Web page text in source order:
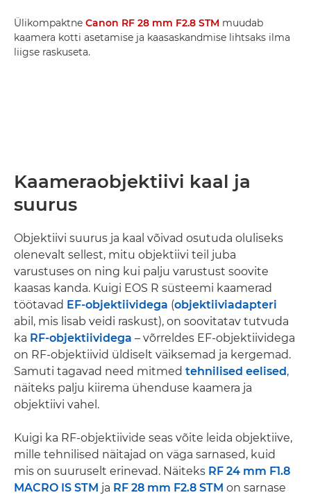
Ülikompaktne Canon RF 28 mm F2.8 STM muudab
kaamera kotti asetamise ja kaasaskandmise lihtsaks ilma
liigse raskuseta.
Kaameraobjektiivi kaal ja
suurus
Objektiivi suurus ja kaal võivad osutuda oluliseks
olenevalt sellest, mitu objektiivi teil juba
varustuses on ning kui palju varustust soovite
kaasas kanda. Kuigi EOS R süsteemi kaamerad
töötavad EF-objektiividega (objektiiviadapteri
abil, mis lisab veidi raskust), on soovitatav tutvuda
ka RF-objektiividega – võrreldes EF-objektiividega
on RF-objektiivid üldiselt väiksemad ja kergemad.
Samuti tagavad need mitmed tehnilised eelised,
näiteks palju kiirema ühenduse kaamera ja
objektiivi vahel.
Kuigi ka RF-objektiivide seas võite leida objektiive,
mille tehnilised näitajad on väga sarnased, kuid
mis on suuruselt erinevad. Näiteks RF 24 mm F1.8
MACRO IS STM ja RF 28 mm F2.8 STM on sarnase